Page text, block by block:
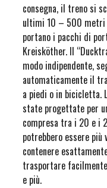
consegna, il treno si
ultimi 10 – 500 metri
portano i pacchi di
Kreisköther. Il
modo indipendente,
automaticamente il
a piedi o in bicicletta.
state progettate per
compresa tra i 20 e i
potrebbero essere più
contenere
trasportare
e più.